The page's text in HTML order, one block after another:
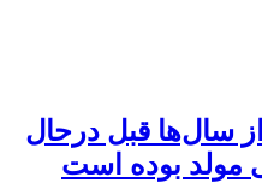
سال‌ها قبل درحال
بوده است